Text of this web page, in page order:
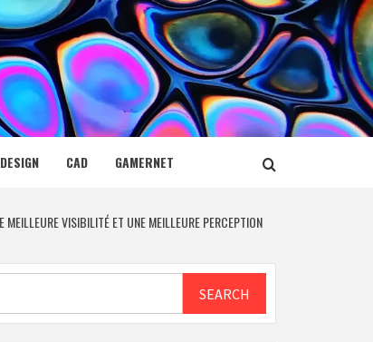
DESIGN CAD GAMERNET
VISIBILITÉ ET UNE MEILLEURE PERCEPTION
SEARCH